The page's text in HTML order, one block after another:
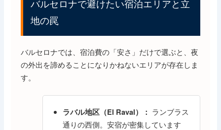
バルセロナで避けたい宿泊エリアと立
地の罠
バルセロナでは、宿泊費の「安さ」だけで選ぶと、夜
の外出を諦めることになりかねないエリアが存在しま
す。
ラバル地区（El Raval）： ランブラス
通りの西側。安宿が密集しています